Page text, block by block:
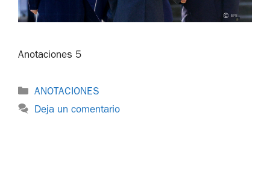
Anotaciones 5
ANOTACIONES
Deja un comentario